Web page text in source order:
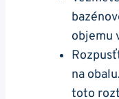
objemu
na
toto